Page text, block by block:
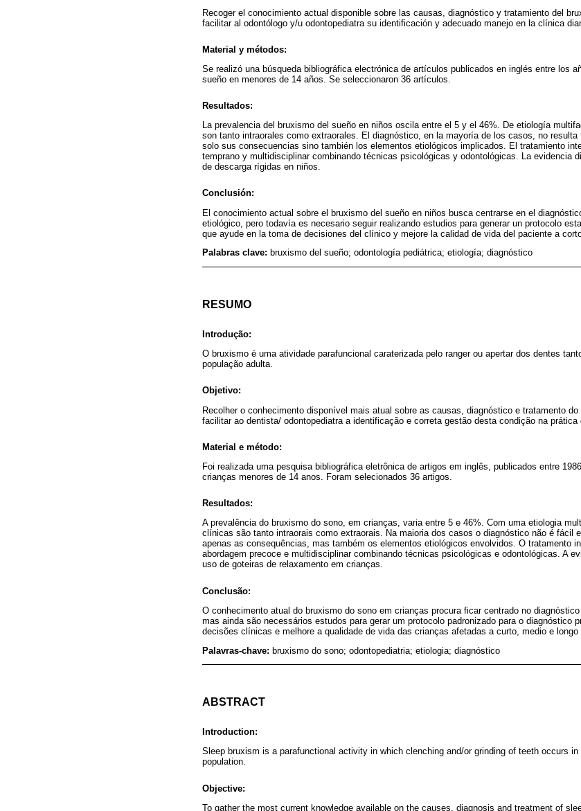
Recoger el conocimiento actual disponible sobre las causas, diagnóstico y tratamiento del
facilitar al odontólogo y/u odontopediatra su identificación y adecuado manejo en la clínica
Material y métodos:
Se realizó una búsqueda bibliográfica electrónica de artículos publicados en inglés entre los
sueño en menores de 14 años. Se seleccionaron 36 artículos.
Resultados:
La prevalencia del bruxismo del sueño en niños oscila entre el 5 y el 46%. De etiología
son tanto intraorales como extraorales. El diagnóstico, en la mayoría de los casos, no
solo sus consecuencias sino también los elementos etiológicos implicados. El tratamiento
temprano y multidisciplinar combinando técnicas psicológicas y odontológicas. La evidencia
de descarga rígidas en niños.
Conclusión:
El conocimiento actual sobre el bruxismo del sueño en niños busca centrarse en el
etiológico, pero todavía es necesario seguir realizando estudios para generar un protocolo
que ayude en la toma de decisiones del clínico y mejore la calidad de vida del paciente a
Palabras clave: bruxismo del sueño; odontología pediátrica; etiología; diagnóstico
RESUMO
Introdução:
O bruxismo é uma atividade parafuncional caraterizada pelo ranger ou apertar dos dentes
população adulta.
Objetivo:
Recolher o conhecimento disponível mais atual sobre as causas, diagnóstico e tratamento
facilitar ao dentista/ odontopediatra a identificação e correta gestão desta condição na prática
Material e método:
Foi realizada uma pesquisa bibliográfica eletrônica de artigos em inglês, publicados entre
crianças menores de 14 anos. Foram selecionados 36 artigos.
Resultados:
A prevalência do bruxismo do sono, em crianças, varia entre 5 e 46%. Com uma etiologia
clínicas são tanto intraorais como extraorais. Na maioria dos casos o diagnóstico não é fácil
apenas as consequências, mas também os elementos etiológicos envolvidos. O tratamento
abordagem precoce e multidisciplinar combinando técnicas psicológicas e odontológicas. A
uso de goteiras de relaxamento em crianças.
Conclusão:
O conhecimento atual do bruxismo do sono em crianças procura ficar centrado no
mas ainda são necessários estudos para gerar um protocolo padronizado para o diagnóstico
decisões clínicas e melhore a qualidade de vida das crianças afetadas a curto, medio e longo
Palavras-chave: bruxismo do sono; odontopediatria; etiologia; diagnóstico
ABSTRACT
Introduction:
Sleep bruxism is a parafunctional activity in which clenching and/or grinding of teeth occurs
population.
Objective:
To gather the most current knowledge available on the causes, diagnosis and treatment of